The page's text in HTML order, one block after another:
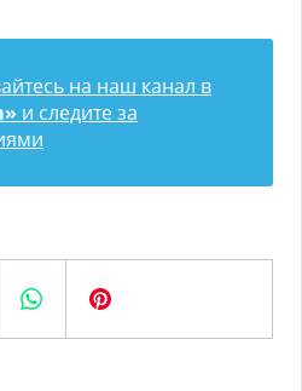
на наш канал в
и следите за